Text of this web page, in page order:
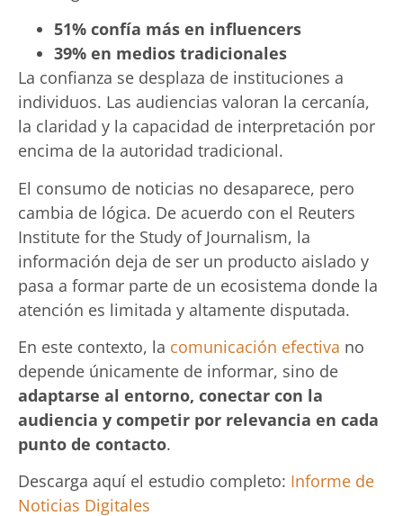
51% confía más en influencers
39% en medios tradicionales
La confianza se desplaza de instituciones a
individuos. Las audiencias valoran la cercanía,
la claridad y la capacidad de interpretación por
encima de la autoridad tradicional.
El consumo de noticias no desaparece, pero
cambia de lógica. De acuerdo con el Reuters
Institute for the Study of Journalism, la
información deja de ser un producto aislado y
pasa a formar parte de un ecosistema donde la
atención es limitada y altamente disputada.
En este contexto, la comunicación efectiva no
depende únicamente de informar, sino de
adaptarse al entorno, conectar con la
audiencia y competir por relevancia en cada
punto de contacto.
Descarga aquí el estudio completo: Informe de
Noticias Digitales